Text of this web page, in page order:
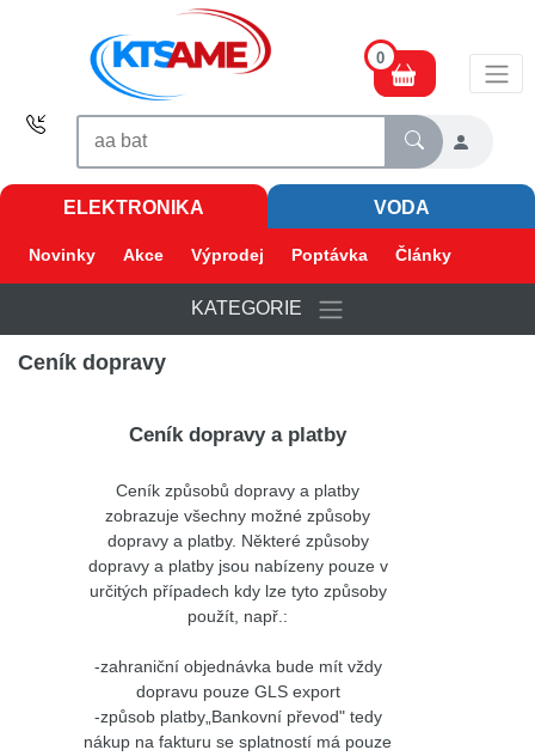
0
ELEKTRONIKA VODA
Novinky Akce Výprodej Poptávka Články
KATEGORIE
Ceník dopravy
Ceník dopravy a platby
Ceník způsobů dopravy a platby
zobrazuje všechny možné způsoby
dopravy a platby. Některé způsoby
dopravy a platby jsou nabízeny pouze v
určitých případech kdy lze tyto způsoby
použít, např.:
-zahraniční objednávka bude mít vždy
dopravu pouze GLS export
-způsob platby„Bankovní převod" tedy
nákup na fakturu se splatností má pouze